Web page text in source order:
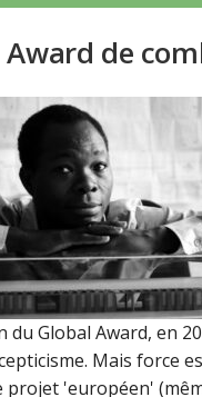
de
du Global Award, en
Mais force
projet 'européen'